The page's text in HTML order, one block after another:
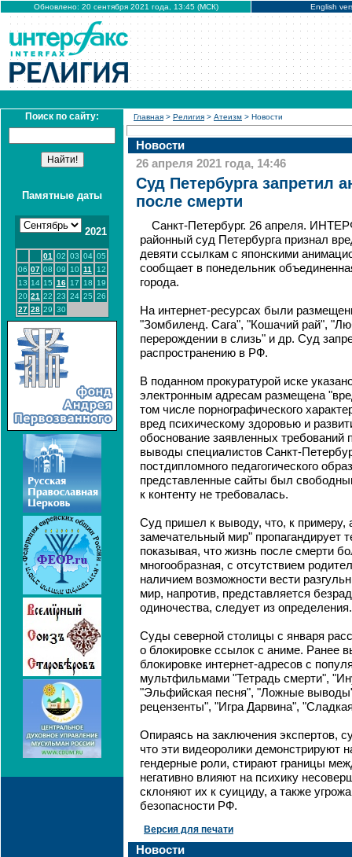
Обновлено: 20 сентября 2021 года, 13:45 (МСК) English
Поиск по сайту:
Памятные даты
2021
01 02 03 04 05
06 07 08 09 10 11
12
13 14 15 16 17 18
19
20 21 22 23 24 25 26
27 28 29 30
Главная > Религия > Атеизм > Новости
Новости
26 апреля 2021 года, 14:46
Суд Петербурга запретил
после смерти
Санкт-Петербург. 26 апреля.
районный суд Петербурга признал
девяти ссылкам с японскими
сообщает в понедельник
города.
На интернет-ресурсах были
"Зомбиленд. Сага", "Кошачий рай",
перерождении в слизь" и др. Суд
распространению в РФ.
В поданном прокуратурой иске
электронным адресам размещена
том числе порнографического
вред психическому здоровью и
обоснование заявленных требований
выводы специалистов Санкт-
постдипломного педагогического
представленные сайты был
к контенту не требовалась.
Суд пришел к выводу, что, к примеру,
замечательный мир" пропагандирует
показывая, что жизнь после смерти
многообразная, с отсутствием
наличием возможности вести
мир, напротив, представляется
одиночества, следует из определения.
Суды северной столицы с января
о блокировке ссылок с аниме. Ранее
блокировке интернет-адресов с
мультфильмами "Тетрадь смерти",
"Эльфийская песня", "Ложные
рецензенты", "Игра Дарвина",
Опираясь на заключения экспертов,
что эти видеоролики демонстрируют
гендерные роли, стирают границы
негативно влияют на психику
склоняют их к суициду, а также
безопасности РФ.
Версия для печати
Новости